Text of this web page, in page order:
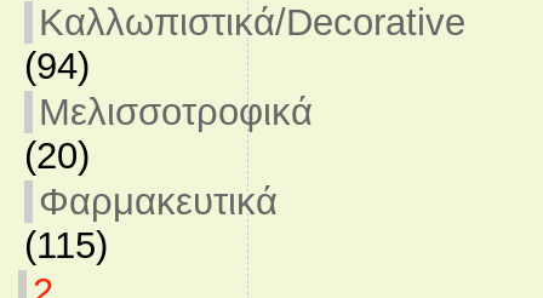
Καλλωπιστικά/Decorative
(94)
Μελισσοτροφικά
(20)
Φαρμακευτικά
(115)